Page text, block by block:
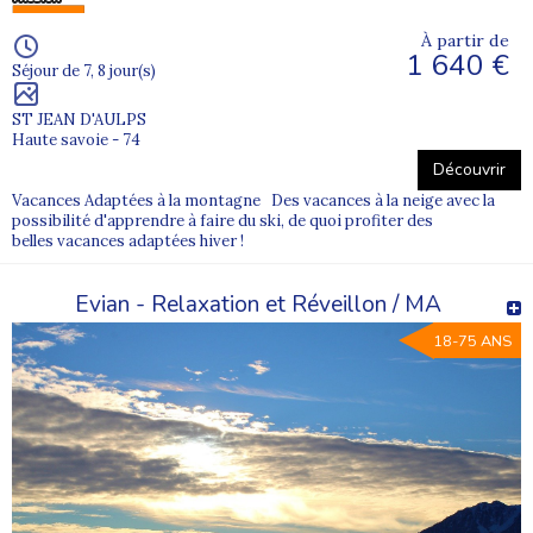
Séjour de 7, 8 jour(s)
ST JEAN D'AULPS
Haute savoie - 74
À partir de
1 640 €
Découvrir
Vacances Adaptées à la montagne Des vacances à la neige avec la
possibilité d'apprendre à faire du ski, de quoi profiter des
belles vacances adaptées hiver !
Evian - Relaxation et Réveillon / MA
18-75 ANS